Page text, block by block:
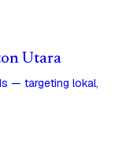
Utara
— targeting lokal,